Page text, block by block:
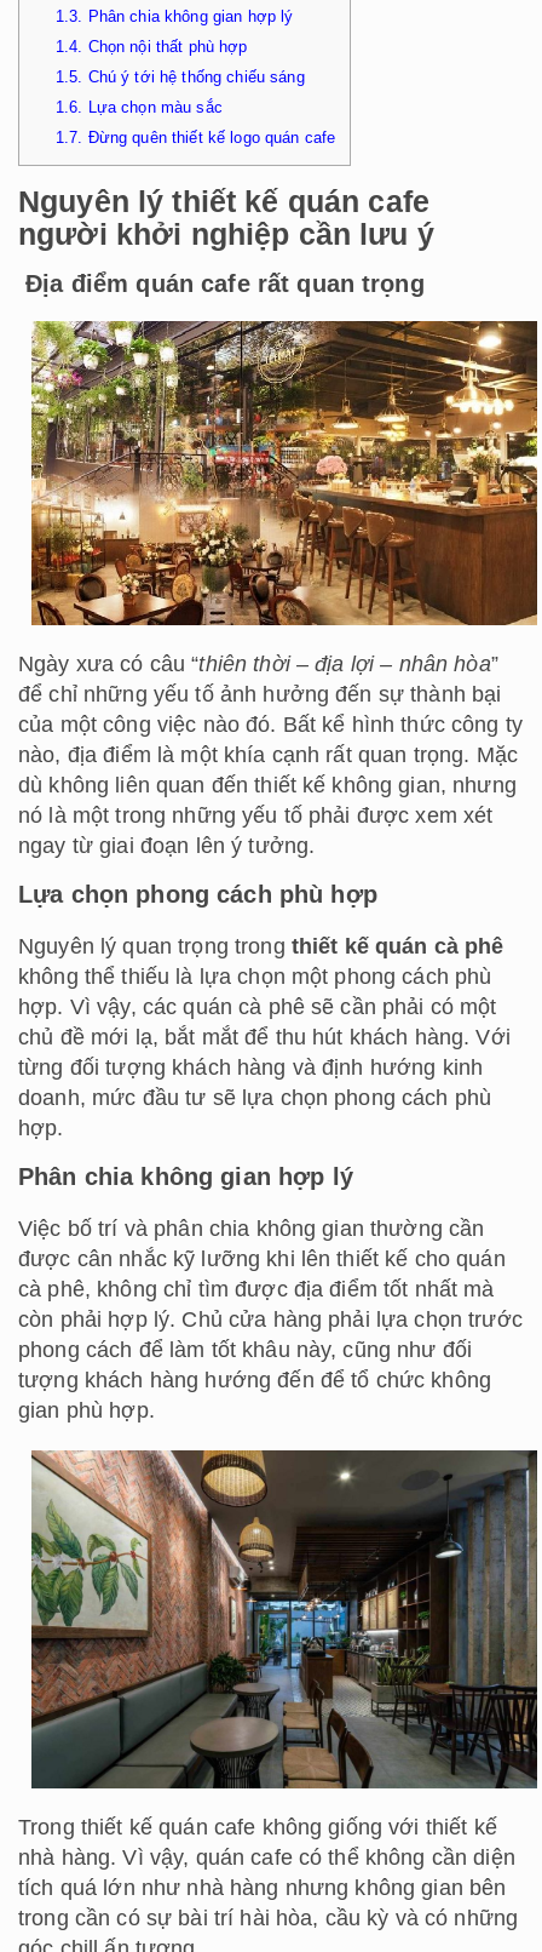
1.3. Phân chia không gian hợp lý
1.4. Chọn nội thất phù hợp
1.5. Chú ý tới hệ thống chiếu sáng
1.6. Lựa chọn màu sắc
1.7. Đừng quên thiết kế logo quán cafe
Nguyên lý thiết kế quán cafe
người khởi nghiệp cần lưu ý
Địa điểm quán cafe rất quan trọng
Ngày xưa có câu “thiên thời – địa lợi – nhân hòa”
để chỉ những yếu tố ảnh hưởng đến sự thành bại
của một công việc nào đó. Bất kể hình thức công ty
nào, địa điểm là một khía cạnh rất quan trọng. Mặc
dù không liên quan đến thiết kế không gian, nhưng
nó là một trong những yếu tố phải được xem xét
ngay từ giai đoạn lên ý tưởng.
Lựa chọn phong cách phù hợp
Nguyên lý quan trọng trong thiết kế quán cà phê
không thể thiếu là lựa chọn một phong cách phù
hợp. Vì vậy, các quán cà phê sẽ cần phải có một
chủ đề mới lạ, bắt mắt để thu hút khách hàng. Với
từng đối tượng khách hàng và định hướng kinh
doanh, mức đầu tư sẽ lựa chọn phong cách phù
hợp.
Phân chia không gian hợp lý
Việc bố trí và phân chia không gian thường cần
được cân nhắc kỹ lưỡng khi lên thiết kế cho quán
cà phê, không chỉ tìm được địa điểm tốt nhất mà
còn phải hợp lý. Chủ cửa hàng phải lựa chọn trước
phong cách để làm tốt khâu này, cũng như đối
tượng khách hàng hướng đến để tổ chức không
gian phù hợp.
Trong thiết kế quán cafe không giống với thiết kế
nhà hàng. Vì vậy, quán cafe có thể không cần diện
tích quá lớn như nhà hàng nhưng không gian bên
trong cần có sự bài trí hài hòa, cầu kỳ và có những